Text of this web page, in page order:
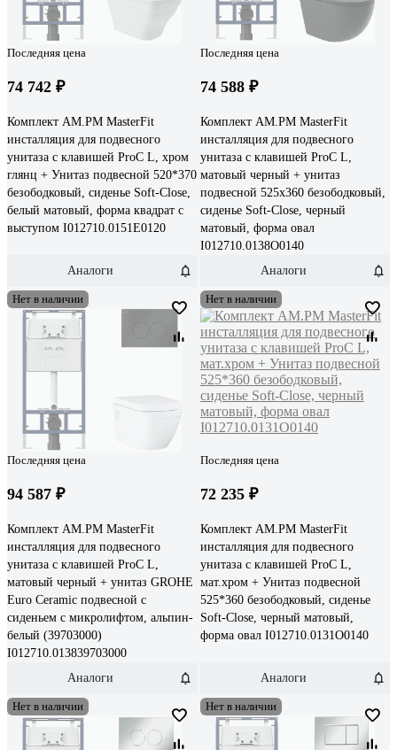
Последняя цена
74 742 ₽
Комплект AM.PM MasterFit
инсталляция для подвесного
унитаза с клавишей ProC L, хром
глянц + Унитаз подвесной 520*370
безободковый, сиденье Soft-Close,
белый матовый, форма квадрат с
выступом I012710.0151E0120
Аналоги
Последняя цена
74 588 ₽
Комплект AM.PM MasterFit
инсталляция для подвесного
унитаза с клавишей ProC L,
матовый черный + унитаз
подвесной 525x360 безободковый,
сиденье Soft-Close, черный
матовый, форма овал
I012710.0138O0140
Аналоги
Нет в наличии
Последняя цена
94 587 ₽
Комплект AM.PM MasterFit
инсталляция для подвесного
унитаза с клавишей ProC L,
матовый черный + унитаз GROHE
Euro Ceramic подвесной с
сиденьем с микролифтом, альпин-
белый (39703000)
I012710.013839703000
Аналоги
Нет в наличии
Последняя цена
72 235 ₽
Комплект AM.PM MasterFit
инсталляция для подвесного
унитаза с клавишей ProC L,
мат.хром + Унитаз подвесной
525*360 безободковый, сиденье
Soft-Close, черный матовый,
форма овал I012710.0131O0140
Аналоги
Нет в наличии Нет в наличии